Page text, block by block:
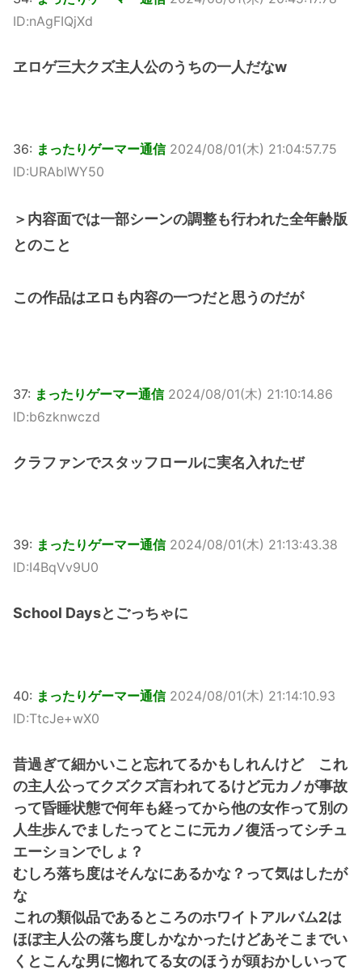
ID:nAgFIQjXd
ヱロゲ三大クズ主人公のうちの一人だなw
36: まったりゲーマー通信 2024/08/01(木) 21:04:57.75
ID:URAblWY50
＞内容面では一部シーンの調整も行われた全年齢版
とのこと
この作品はヱロも内容の一つだと思うのだが
37: まったりゲーマー通信 2024/08/01(木) 21:10:14.86
ID:b6zknwczd
クラファンでスタッフロールに実名入れたぜ
39: まったりゲーマー通信 2024/08/01(木) 21:13:43.38
ID:I4BqVv9U0
School Daysとごっちゃに
40: まったりゲーマー通信 2024/08/01(木) 21:14:10.93
ID:TtcJe+wX0
昔過ぎて細かいこと忘れてるかもしれんけど これ
の主人公ってクズクズ言われてるけど元カノが事故
って昏睡状態で何年も経ってから他の女作って別の
人生歩んでましたってとこに元カノ復活ってシチュ
エーションでしょ？
むしろ落ち度はそんなにあるかな？って気はしたが
な
これの類似品であるところのホワイトアルバム2は
ほぼ主人公の落ち度しかなかったけどあそこまでい
くとこんな男に惚れてる女のほうが頭おかしいって